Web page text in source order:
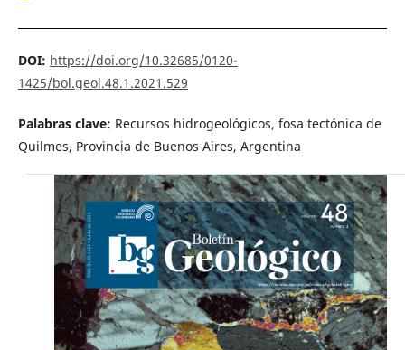
DOI: https://doi.org/10.32685/0120-
1425/bol.geol.48.1.2021.529
Palabras clave: Recursos hidrogeológicos, fosa tectónica de
Quilmes, Provincia de Buenos Aires, Argentina